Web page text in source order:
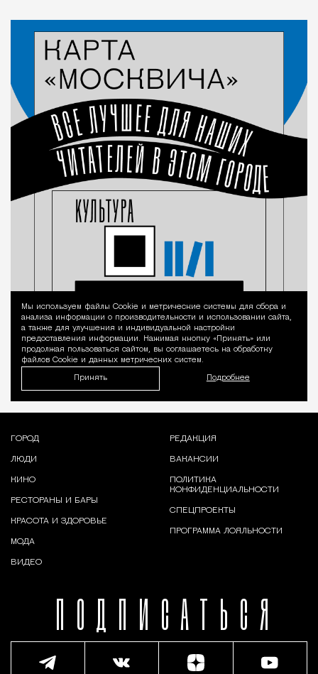
Уведомление
Мы используем файлы Сookie и метрические системы для сбора и
анализа информации о производительности и использовании сайта,
а также для улучшения и индивидуальной настройки
предоставления информации. Нажимая кнопку «Принять» или
продолжая пользоваться сайтом, вы соглашаетесь на обработку
файлов Cookie и данных метрических систем.
Принять Подробнее
ПОДПИСАТЬСЯ
ГОРОД
ЛЮДИ
КИНО
РЕСТОРАНЫ И БАРЫ
КРАСОТА И ЗДОРОВЬЕ
МОДА
ВИДЕО
РЕДАКЦИЯ
ВАКАНСИИ
ПОЛИТИКА
КОНФИДЕНЦИАЛЬНОСТИ
СПЕЦПРОЕКТЫ
ПРОГРАММА ЛОЯЛЬНОСТИ